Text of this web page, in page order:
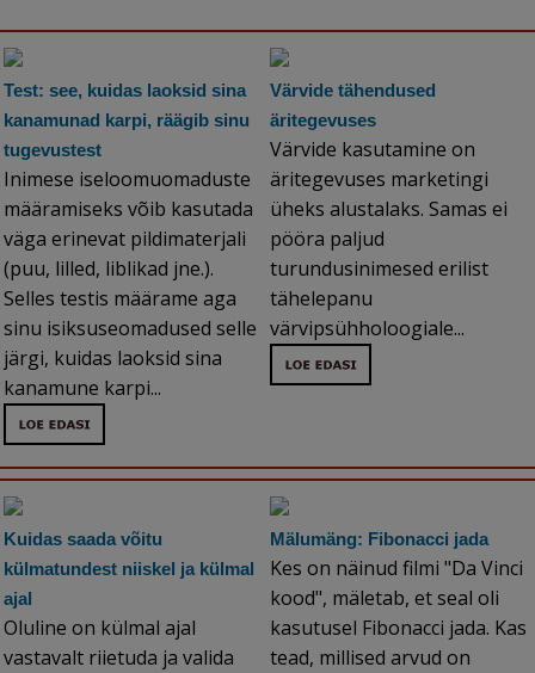
Test: see, kuidas laoksid sina
kanamunad karpi, räägib sinu
tugevustest
Inimese iseloomuomaduste
määramiseks võib kasutada
väga erinevat pildimaterjali
(puu, lilled, liblikad jne.).
Selles testis määrame aga
sinu isiksuseomadused selle
järgi, kuidas laoksid sina
kanamune karpi...
Värvide tähendused
äritegevuses
Värvide kasutamine on
äritegevuses marketingi
üheks alustalaks. Samas ei
pööra paljud
turundusinimesed erilist
tähelepanu
värvipsühholoogiale...
Kuidas saada võitu
külmatundest niiskel ja külmal
ajal
Oluline on külmal ajal
vastavalt riietuda ja valida
Mälumäng: Fibonacci jada
Kes on näinud filmi "Da Vinci
kood", mäletab, et seal oli
kasutusel Fibonacci jada. Kas
tead, millised arvud on